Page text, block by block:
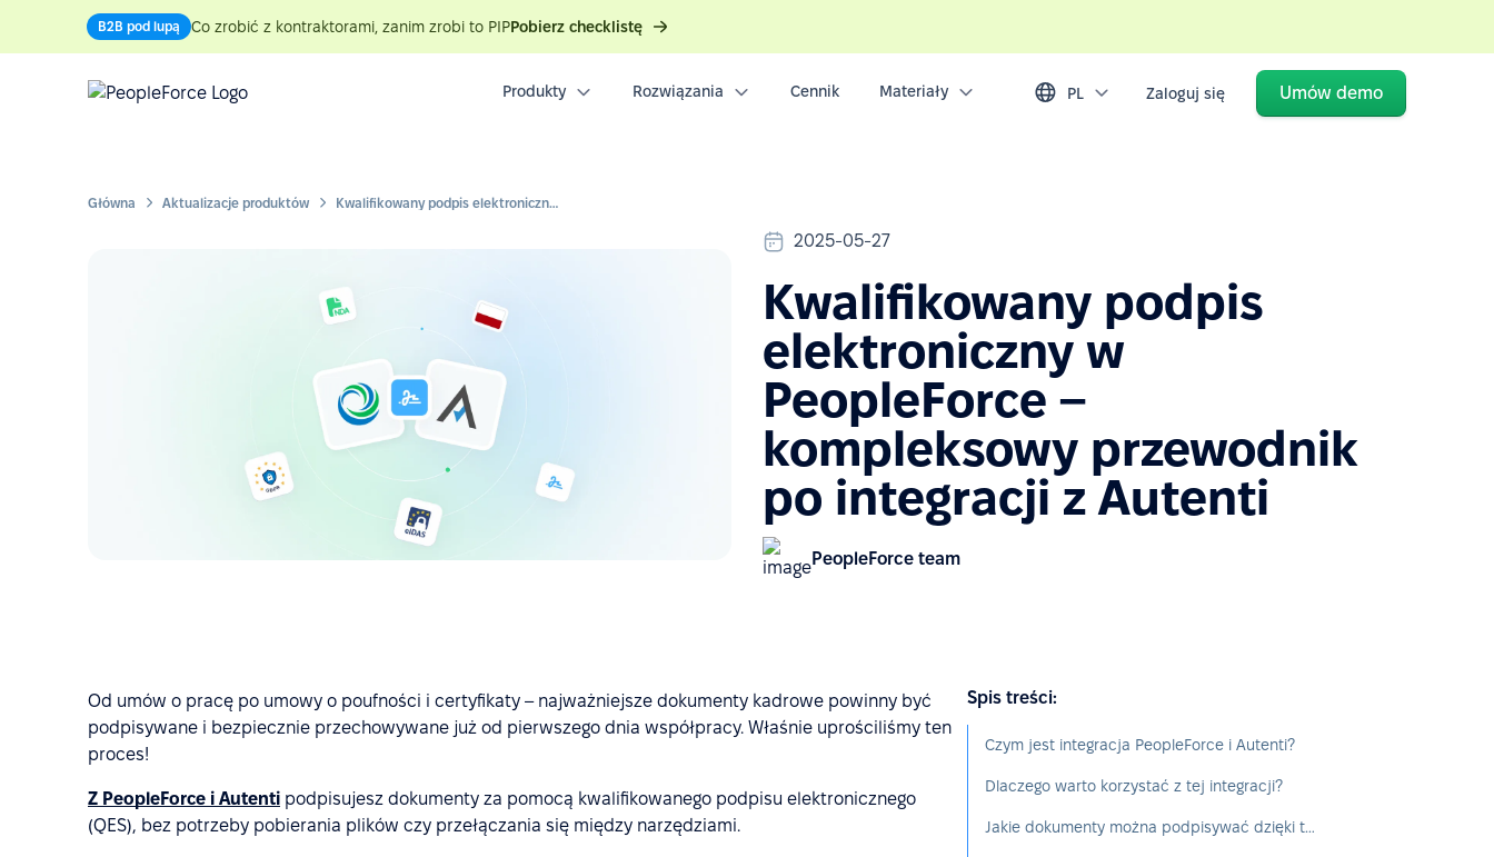
B2B pod lupą Co zrobić z kontraktorami, zanim zrobi to PIPPobierz checklistę
Produkty Rozwiązania Cennik Materiały PL Zaloguj się Umów demo
Główna Aktualizacje produktów Kwalifikowany podpis elektroniczny w PeopleForce – kompleksowy przewodnik po integracji z Autenti
2025-05-27
Kwalifikowany podpis
elektroniczny w
PeopleForce –
kompleksowy przewodnik
po integracji z Autenti
PeopleForce team
Od umów o pracę po umowy o poufności i certyfikaty – najważniejsze dokumenty kadrowe powinny być
podpisywane i bezpiecznie przechowywane już od pierwszego dnia współpracy. Właśnie uprościliśmy ten
proces!
Z PeopleForce i Autenti podpisujesz dokumenty za pomocą kwalifikowanego podpisu elektronicznego
(QES), bez potrzeby pobierania plików czy przełączania się między narzędziami.
Spis treści:
Czym jest integracja PeopleForce i Autenti?
Dlaczego warto korzystać z tej integracji?
Jakie dokumenty można podpisywać dzięki tej integracji?